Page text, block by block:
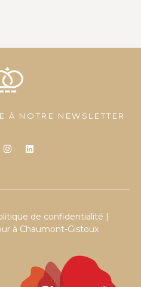
À NOTRE NEWSLETTER
de confidentialité |
à Chaumont-Gistoux